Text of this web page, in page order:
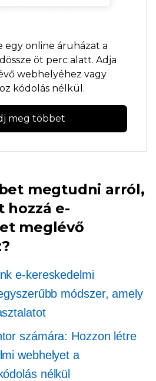
egy online áruházat a
öt perc alatt. Adja
webhelyéhez vagy
kódolás nélkül.
meg többet
megtudni arról,
hozzá e-
meglévő
e-kereskedelmi
módszer, amely
számára: Hozzon létre
webhelyet a
nélkül